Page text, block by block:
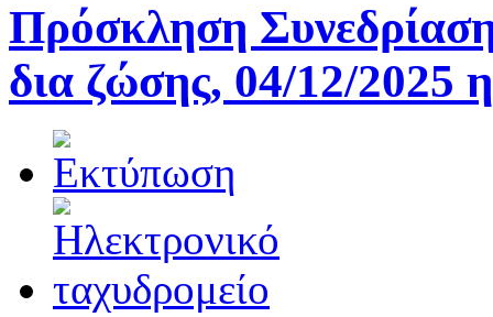
Πρόσκληση
δια ζώσης, 04/12/2025